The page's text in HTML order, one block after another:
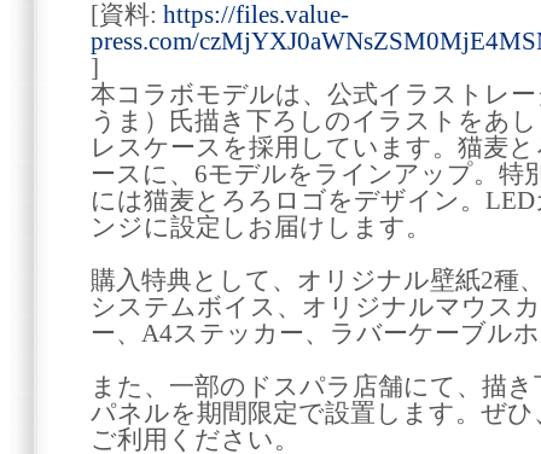
[資料: https://files.value-
press.com/
]
本コラボモデルは、公式イラストレ
うま）氏描き下ろしのイラストをあ
レスケースを採用しています。猫麦
ースに、6モデルをラインアップ。特
には猫麦とろろロゴをデザイン。
ンジに設定しお届けします。
購入特典として、オリジナル壁紙2種
システムボイス、オリジナルマウス
ー、A4ステッカー、ラバーケーブ
また、一部のドスパラ店舗にて、描
パネルを期間限定で設置します。ぜ
ご利用ください。